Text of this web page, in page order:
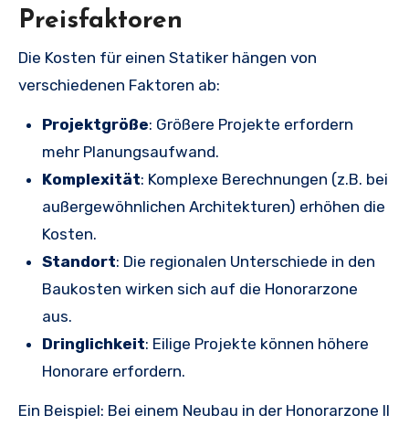
Preisfaktoren
Die Kosten für einen Statiker hängen von
verschiedenen Faktoren ab:
Projektgröße: Größere Projekte erfordern
mehr Planungsaufwand.
Komplexität: Komplexe Berechnungen (z.B. bei
außergewöhnlichen Architekturen) erhöhen die
Kosten.
Standort: Die regionalen Unterschiede in den
Baukosten wirken sich auf die Honorarzone
aus.
Dringlichkeit: Eilige Projekte können höhere
Honorare erfordern.
Ein Beispiel: Bei einem Neubau in der Honorarzone II